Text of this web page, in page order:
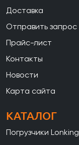
Доставка
Отправить запрос
Прайс-лист
Контакты
Новости
Карта сайта
КАТАЛОГ
Погрузчики Lonking